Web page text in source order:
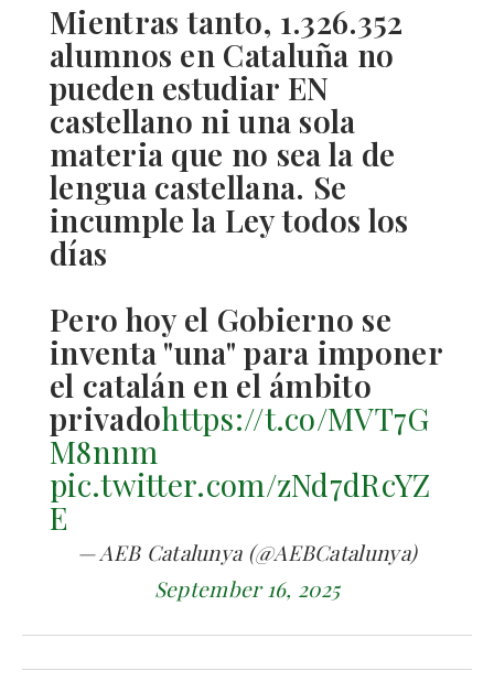
Mientras tanto, 1.326.352
alumnos en Cataluña no
pueden estudiar EN
castellano ni una sola
materia que no sea la de
lengua castellana. Se
incumple la Ley todos los
días
Pero hoy el Gobierno se
inventa "una" para imponer
el catalán en el ámbito
privadohttps://t.co/MVT7G
M8nnm
pic.twitter.com/zNd7dRcYZ
E
— AEB Catalunya (@AEBCatalunya)
September 16, 2025